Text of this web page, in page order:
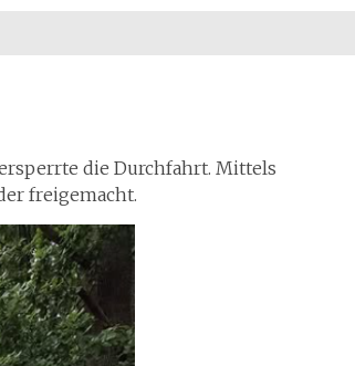
die Durchfahrt. Mittels
freigemacht.